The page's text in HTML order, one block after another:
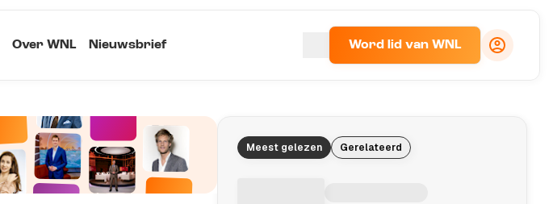
Over WNL Nieuwsbrief Word lid van WNL
Meest gelezen Gerelateerd